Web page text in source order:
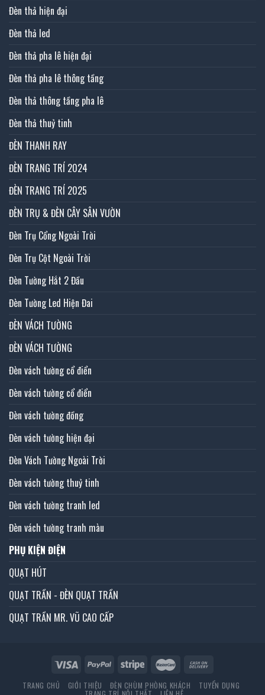
Đèn thả hiện đại
Đèn thả led
Đèn thả pha lê hiện đại
Đèn thả pha lê thông tầng
Đèn thả thông tầng pha lê
Đèn thả thuỷ tinh
ĐÈN THANH RAY
ĐÈN TRANG TRÍ 2024
ĐÈN TRANG TRÍ 2025
ĐÈN TRỤ & ĐÈN CÂY SÂN VƯỜN
Đèn Trụ Cổng Ngoài Trời
Đèn Trụ Cột Ngoài Trời
Đèn Tường Hắt 2 Đầu
Đèn Tường Led Hiện Đai
ĐÈN VÁCH TƯỜNG
ĐÈN VÁCH TƯỜNG
Đèn vách tường cổ điển
Đèn vách tường cổ điển
Đèn vách tường đồng
Đèn vách tường hiện đại
Đèn Vách Tường Ngoài Trời
Đèn vách tường thuỷ tinh
Đèn vách tường tranh led
Đèn vách tường tranh màu
PHỤ KIỆN ĐIỆN
QUẠT HÚT
QUẠT TRẦN - ĐÈN QUẠT TRẦN
QUẠT TRẦN MR. VŨ CAO CẤP
TRANG CHỦ GIỚI THIỆU ĐÈN CHÙM PHÒNG KHÁCH TUYỂN DỤNG